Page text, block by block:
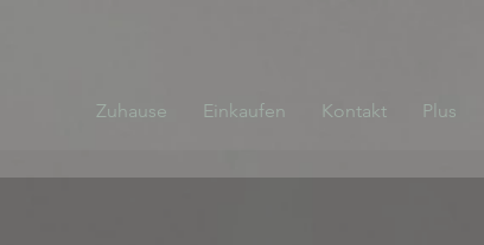
Zuhause Einkaufen Kontakt Plus